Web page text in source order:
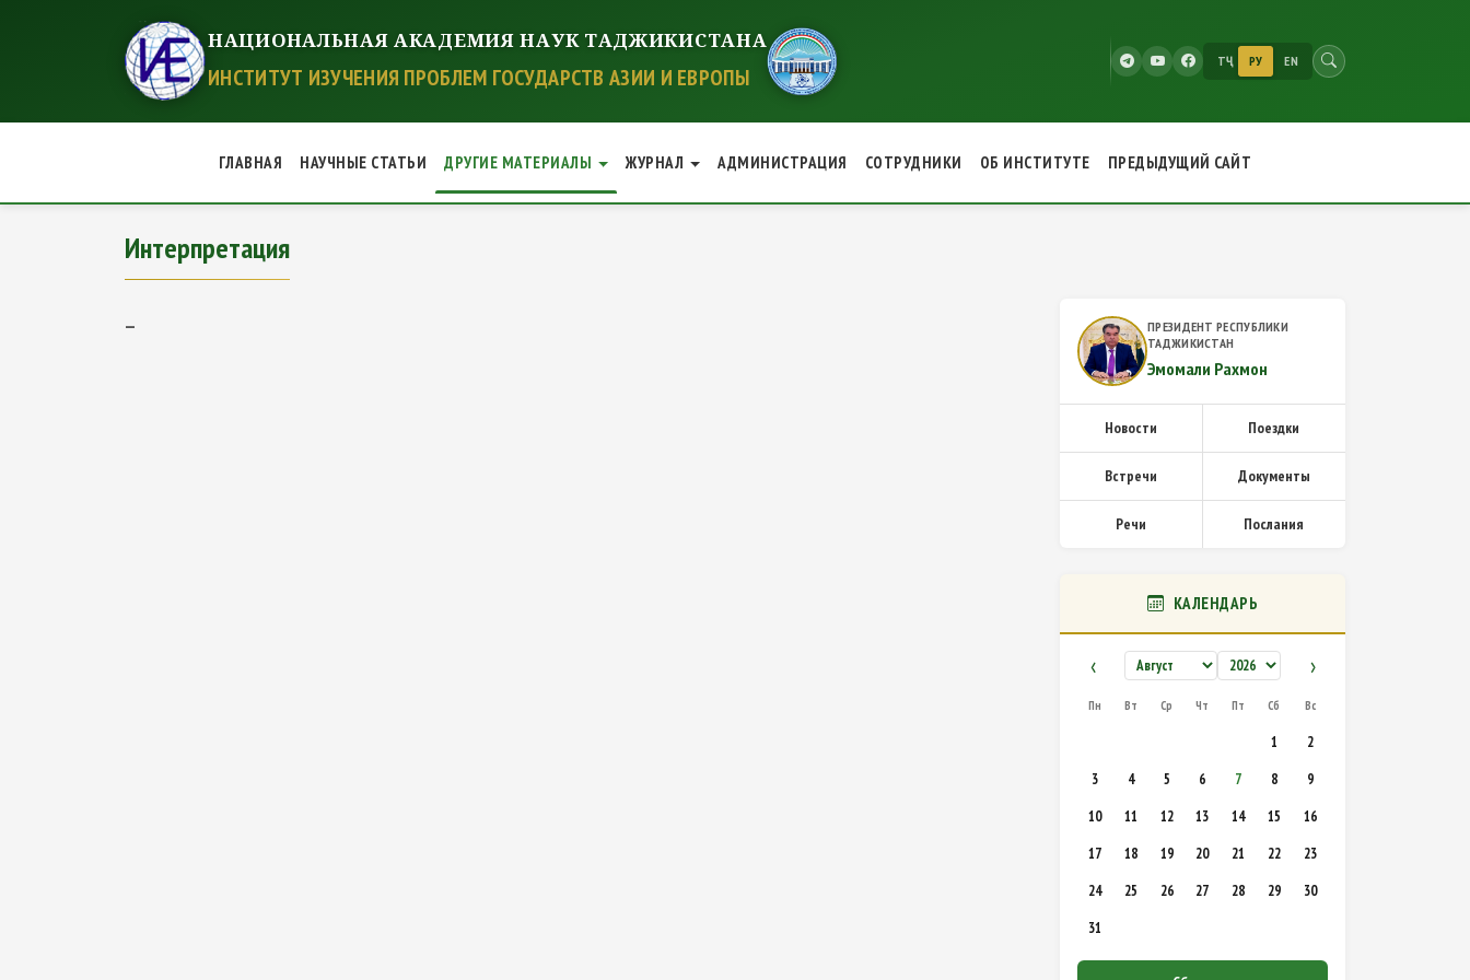
НАЦИОНАЛЬНАЯ АКАДЕМИЯ НАУК ТАДЖИКИСТАНА
ИНСТИТУТ ИЗУЧЕНИЯ ПРОБЛЕМ ГОСУДАРСТВ АЗИИ И ЕВРОПЫ
ТҶ РУ EN
ГЛАВНАЯ НАУЧНЫЕ СТАТЬИ ДРУГИЕ МАТЕРИАЛЫ ЖУРНАЛ АДМИНИСТРАЦИЯ СОТРУДНИКИ ОБ ИНСТИТУТЕ ПРЕДЫДУЩИЙ САЙТ
ИнтерпретацияИнтерпретация
—
ПРЕЗИДЕНТ РЕСПУБЛИКИ
ТАДЖИКИСТАН
Эмомали Рахмон
Новости Поездки
Встречи Документы
Речи Послания
КАЛЕНДАРЬ
‹ ›
Пн Вт Ср Чт Пт Сб Вс
1
2
3
4 5 6 7 8
9
10
11 12 13 14 15
16
17
18 19 20 21 22
23
24
25 26 27 28 29
30
31